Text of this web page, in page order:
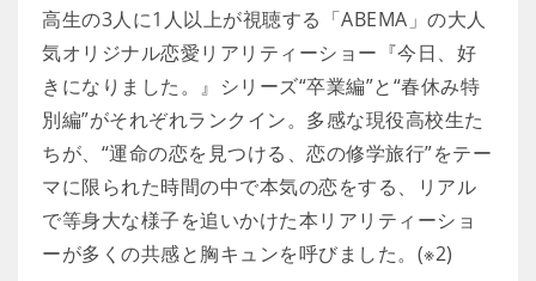
高生の3人に1人以上が視聴する「ABEMA」の大人
気オリジナル恋愛リアリティーショー『今日、好
きになりました。』シリーズ“卒業編”と“春休み特
別編”がそれぞれランクイン。多感な現役高校生た
ちが、“運命の恋を見つける、恋の修学旅行”をテー
マに限られた時間の中で本気の恋をする、リアル
で等身大な様子を追いかけた本リアリティーショ
ーが多くの共感と胸キュンを呼びました。(※2)